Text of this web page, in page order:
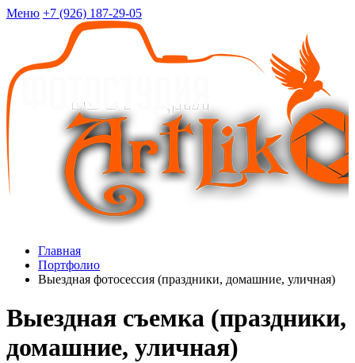
Меню +7 (926) 187-29-05
Главная
Портфолио
Выездная фотосессия (праздники, домашние, уличная)
Выездная съемка (праздники,
домашние, уличная)